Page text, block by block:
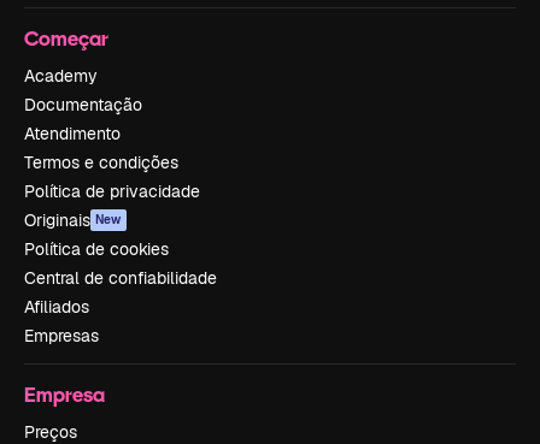
Começar
Academy
Documentação
Atendimento
Termos e condições
Política de privacidade
Originais New
Política de cookies
Central de confiabilidade
Afiliados
Empresas
Empresa
Preços